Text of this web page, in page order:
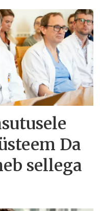
Da
sellega